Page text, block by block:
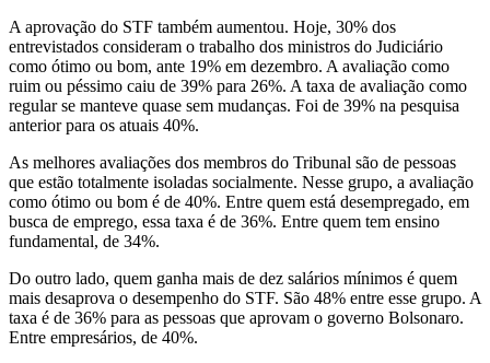
A aprovação do STF também aumentou. Hoje, 30% dos
entrevistados consideram o trabalho dos ministros do Judiciário
como ótimo ou bom, ante 19% em dezembro. A avaliação como
ruim ou péssimo caiu de 39% para 26%. A taxa de avaliação como
regular se manteve quase sem mudanças. Foi de 39% na pesquisa
anterior para os atuais 40%.
As melhores avaliações dos membros do Tribunal são de pessoas
que estão totalmente isoladas socialmente. Nesse grupo, a avaliação
como ótimo ou bom é de 40%. Entre quem está desempregado, em
busca de emprego, essa taxa é de 36%. Entre quem tem ensino
fundamental, de 34%.
Do outro lado, quem ganha mais de dez salários mínimos é quem
mais desaprova o desempenho do STF. São 48% entre esse grupo. A
taxa é de 36% para as pessoas que aprovam o governo Bolsonaro.
Entre empresários, de 40%.